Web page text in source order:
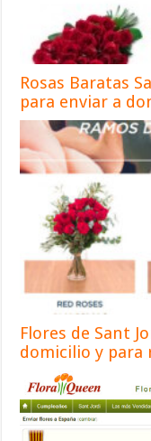
Rosas Baratas
para enviar a
Flores de Sant
domicilio y para